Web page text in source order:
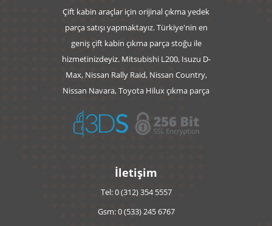
Çift kabin araçlar için orijinal çıkma yedek
parça satışı yapmaktayız. Türkiye'nin en
geniş çift kabin çıkma parça stoğu ile
hizmetinizdeyiz. Mitsubishi L200, Isuzu D-
Max, Nissan Rally Raid, Nissan Country,
Nissan Navara, Toyota Hilux çıkma parça
İletişim
Tel: 0 (312) 354 5557
Gsm: 0 (533) 245 6767